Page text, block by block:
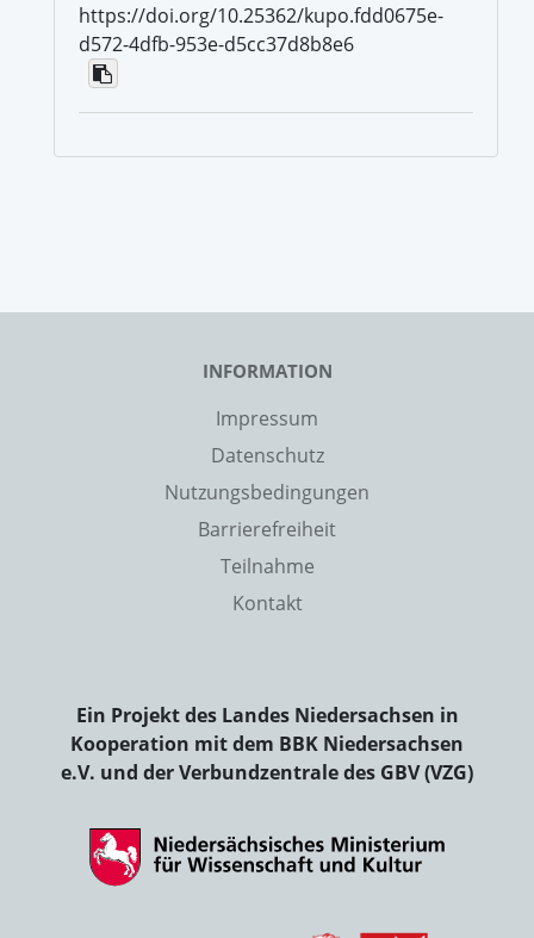
https://doi.org/10.25362/kupo.fdd0675e-
d572-4dfb-953e-d5cc37d8b8e6
INFORMATION
Impressum
Datenschutz
Nutzungsbedingungen
Barrierefreiheit
Teilnahme
Kontakt
Ein Projekt des Landes Niedersachsen in
Kooperation mit dem BBK Niedersachsen
e.V. und der Verbundzentrale des GBV (VZG)